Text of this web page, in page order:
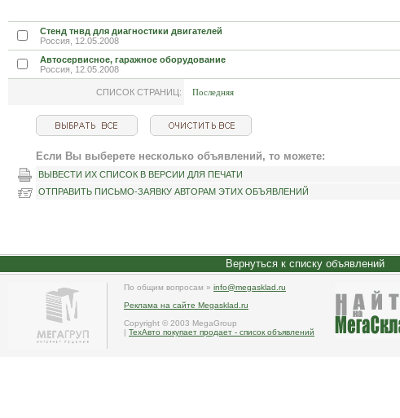
Стенд тнвд для диагностики двигателей
Россия, 12.05.2008
Автосервисное, гаражное оборудование
Россия, 12.05.2008
СПИСОК СТРАНИЦ: Последняя
Если Вы выберете несколько объявлений, то можете:
ВЫВЕСТИ ИХ СПИСОК В ВЕРСИИ ДЛЯ ПЕЧАТИ
ОТПРАВИТЬ ПИСЬМО-ЗАЯВКУ АВТОРАМ ЭТИХ ОБЪЯВЛЕНИЙ
Вернуться к списку объявлений
По общим вопросам » info@megasklad.ru
Реклама на сайте Megasklad.ru
Copyright © 2003 MegaGroup
| ТехАвто покупает продает - список объявлений